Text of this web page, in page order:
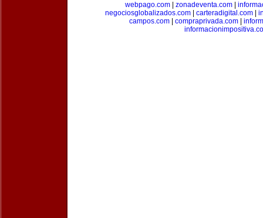
webpago.com
zonadeventa.com
negociosglobalizados.com
carteradigital.com
campos.com
compraprivada.com